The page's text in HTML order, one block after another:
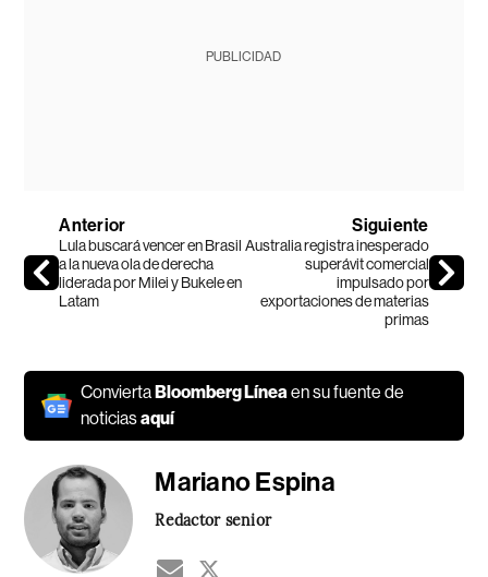
PUBLICIDAD
Anterior
Lula buscará vencer en Brasil
a la nueva ola de derecha
liderada por Milei y Bukele en
Latam
Siguiente
Australia registra inesperado
superávit comercial
impulsado por
exportaciones de materias
primas
ConviertaBloomberg Líneaen su fuente de
noticiasaquí
Mariano Espina
Redactor senior